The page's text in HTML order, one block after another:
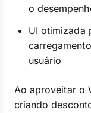
o
UI otimizada
usuário
Ao aproveitar o
criando